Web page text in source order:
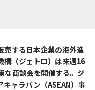
売する日本企業の海外進
構（ジェトロ）は来週16
な商談会を開催する。ジ
キャラバン（ASEAN）事